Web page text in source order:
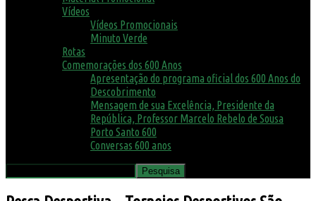
Vídeos
Vídeos Promocionais
Minuto Verde
Rotas
Comemorações dos 600 Anos
Apresentação do programa oficial dos 600 Anos do
Descobrimento
Mensagem de sua Excelência, Presidente da
República, Professor Marcelo Rebelo de Sousa
Porto Santo 600
Conversas 600 anos